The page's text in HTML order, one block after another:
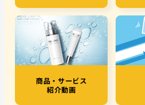
商品・サービス
紹介動画